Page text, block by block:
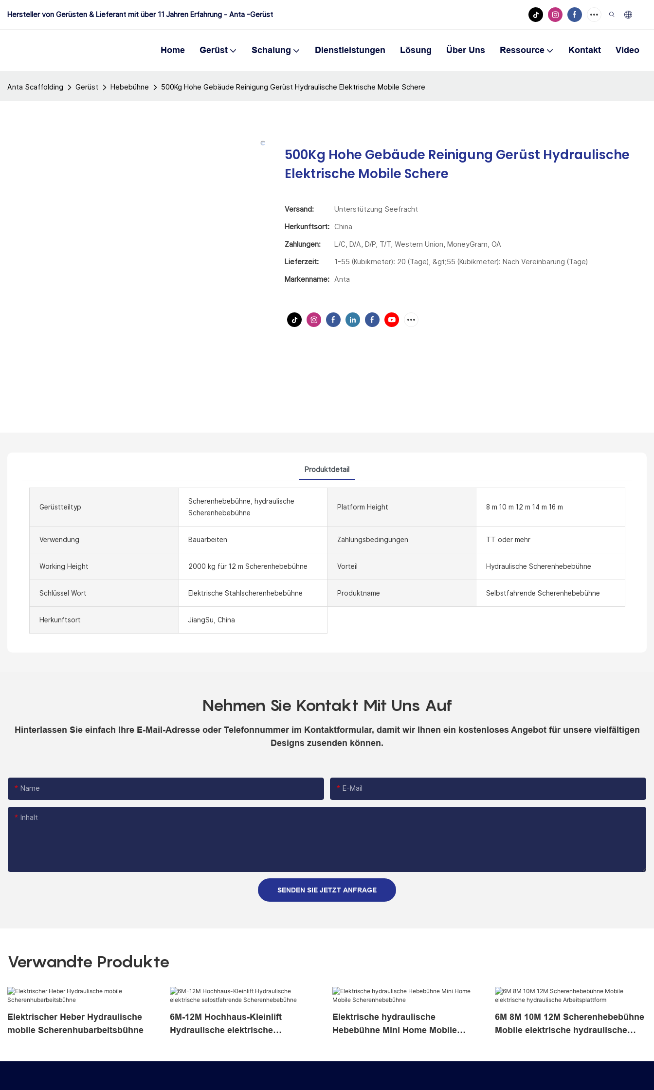
Hersteller von Gerüsten & Lieferant mit über 11 Jahren Erfahrung - Anta -Gerüst
Home Gerüst Schalung Dienstleistungen Lösung Über Uns Ressource Kontakt Video
Anta Scaffolding Gerüst Hebebühne 500Kg Hohe Gebäude Reinigung Gerüst Hydraulische Elektrische Mobile Schere
500Kg Hohe Gebäude Reinigung Gerüst Hydraulische
Elektrische Mobile Schere
Versand: Unterstützung Seefracht
Herkunftsort: China
Zahlungen: L/C, D/A, D/P, T/T, Western Union, MoneyGram, OA
Lieferzeit: 1-55 (Kubikmeter): 20 (Tage), &gt;55 (Kubikmeter): Nach Vereinbarung (Tage)
Markenname: Anta
Produktdetail
Gerüstteiltyp
Scherenhebebühne, hydraulische
Scherenhebebühne
Platform Height 8 m 10 m 12 m 14 m 16 m
Verwendung Bauarbeiten Zahlungsbedingungen TT oder mehr
Working Height 2000 kg für 12 m Scherenhebebühne Vorteil Hydraulische Scherenhebebühne
Schlüssel Wort Elektrische Stahlscherenhebebühne Produktname Selbstfahrende Scherenhebebühne
Herkunftsort JiangSu, China
Nehmen Sie Kontakt Mit Uns Auf
Hinterlassen Sie einfach Ihre E-Mail-Adresse oder Telefonnummer im Kontaktformular, damit wir Ihnen ein kostenloses Angebot für unsere vielfältigen
Designs zusenden können.
Name E-Mail
Inhalt
SENDEN SIE JETZT ANFRAGE
Verwandte Produkte
Elektrischer Heber Hydraulische
mobile Scherenhubarbeitsbühne
6M-12M Hochhaus-Kleinlift
Hydraulische elektrische
Elektrische hydraulische
Hebebühne Mini Home Mobile
6M 8M 10M 12M Scherenhebebühne
Mobile elektrische hydraulische